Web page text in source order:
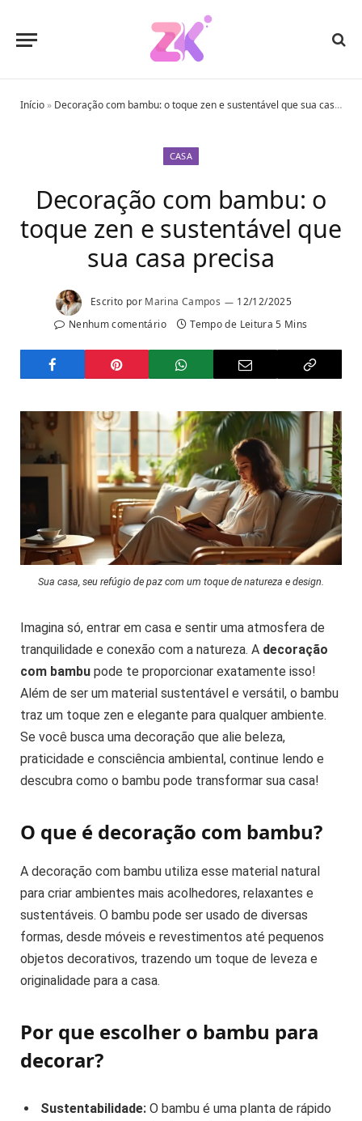
Início » Decoração com bambu: o toque zen e sustentável que sua casa precisa
CASA
Decoração com bambu: o
toque zen e sustentável que
sua casa precisa
Escrito por Marina Campos
12/12/2025
Nenhum comentário
Tempo de Leitura 5 Mins
Sua casa, seu refúgio de paz com um toque de natureza e design.
Imagina só, entrar em casa e sentir uma atmosfera de
tranquilidade e conexão com a natureza. A decoração
com bambu pode te proporcionar exatamente isso!
Além de ser um material sustentável e versátil, o bambu
traz um toque zen e elegante para qualquer ambiente.
Se você busca uma decoração que alie beleza,
praticidade e consciência ambiental, continue lendo e
descubra como o bambu pode transformar sua casa!
O que é decoração com bambu?
A decoração com bambu utiliza esse material natural
para criar ambientes mais acolhedores, relaxantes e
sustentáveis. O bambu pode ser usado de diversas
formas, desde móveis e revestimentos até pequenos
objetos decorativos, trazendo um toque de leveza e
originalidade para a casa.
Por que escolher o bambu para
decorar?
Sustentabilidade: O bambu é uma planta de rápido